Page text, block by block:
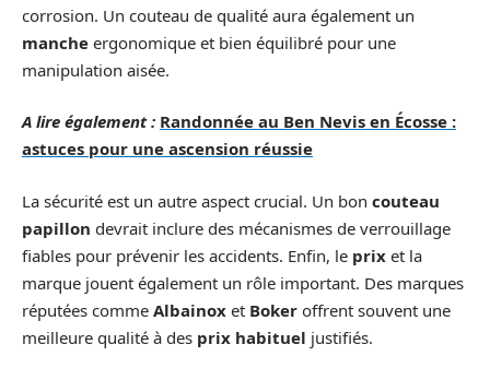
corrosion. Un couteau de qualité aura également un
manche ergonomique et bien équilibré pour une
manipulation aisée.
A lire également : Randonnée au Ben Nevis en Écosse :
astuces pour une ascension réussie
La sécurité est un autre aspect crucial. Un bon couteau
papillon devrait inclure des mécanismes de verrouillage
fiables pour prévenir les accidents. Enfin, le prix et la
marque jouent également un rôle important. Des marques
réputées comme Albainox et Boker offrent souvent une
meilleure qualité à des prix habituel justifiés.